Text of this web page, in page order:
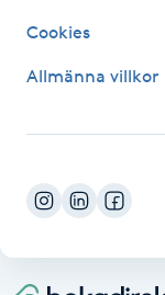
LPG-behandling
Läpptatuering
Cookies
Allmänna villkor